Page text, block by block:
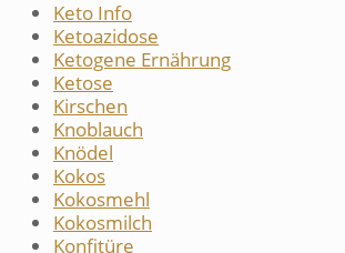
Keto Info
Ketoazidose
Ketogene Ernährung
Ketose
Kirschen
Knoblauch
Knödel
Kokos
Kokosmehl
Kokosmilch
Konfitüre